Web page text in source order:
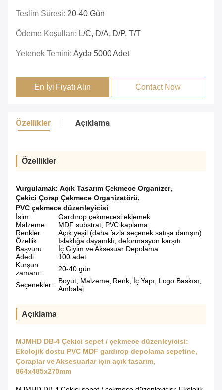
Teslim Süresi: 20-40 Gün
Ödeme Koşulları: L/C, D/A, D/P, T/T
Yetenek Temini: Ayda 5000 Adet
En İyi Fiyatı Alın Contact Now
Özellikler Açıklama
Özellikler
Vurgulamak: Açık Tasarım Çekmece Organizer,
Çekici Çorap Çekmece Organizatörü,
PVC çekmece düzenleyicisi
İsim:
Gardırop çekmecesi eklemek
Malzeme:
MDF substrat, PVC kaplama
Renkler:
Açık yeşil (daha fazla seçenek satışa danışın)
Özellik:
Islaklığa dayanıklı, deformasyon karşıtı
Başvuru:
İç Giyim ve Aksesuar Depolama
Adedi:
100 adet
Kurşun
zamanı:
20-40 gün
Seçenekler:
Boyut, Malzeme, Renk, İç Yapı, Logo Baskısı,
Ambalaj
Açıklama
MJMHD DB-4 Çekici sepet / çekmece düzenleyicisi:
Ekolojik dostu PVC MDF gardırop depolama sepetine,
Çoraplar ve Aksesuarlar için açık tasarım,
864x485x270mm